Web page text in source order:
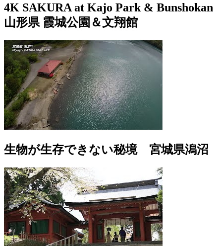
4K SAKURA at Kajo Park & Bunshokan
山形県 霞城公園＆文翔館
生物が生存できない秘境 宮城県潟沼